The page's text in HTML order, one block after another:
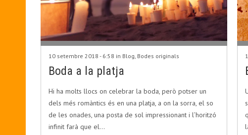
10 setembre 2018 - 6:58 in Blog Bodes originals
Boda a la platja
Hi ha molts llocs on celebrar la boda, però potser un
dels més romàntics és en una platja, a on la sorra, el so
de les onades, una posta de sol impressionant i l’horitzó
infinit farà que el…